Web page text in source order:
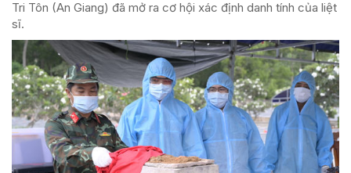
Tri Tôn (An Giang) đã mở ra cơ hội xác định danh tính của liệt
sĩ.